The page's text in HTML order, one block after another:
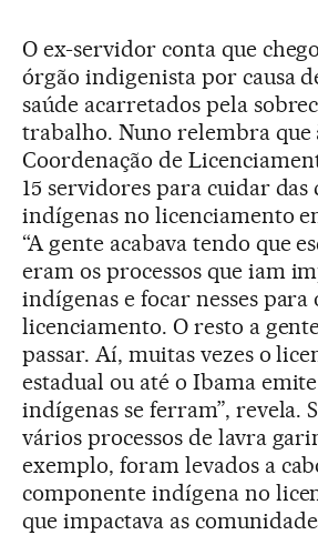
O ex-servidor conta que
órgão indigenista por causa
saúde acarretados pela
trabalho. Nuno relembra que
Coordenação de
15 servidores para cuidar das
indígenas no licenciamento
“A gente acabava tendo que
eram os processos que iam
indígenas e focar nesses para
licenciamento. O resto a
passar. Aí, muitas vezes o
estadual ou até o Ibama
indígenas se ferram”, revela.
vários processos de lavra
exemplo, foram levados a
componente indígena no
que impactava as